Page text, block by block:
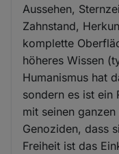
Aussehen,
Zahnstand,
komplette
höheres Wissen
Humanismus hat
sondern es ist ein
mit seinen
Genoziden, dass
Freiheit ist das